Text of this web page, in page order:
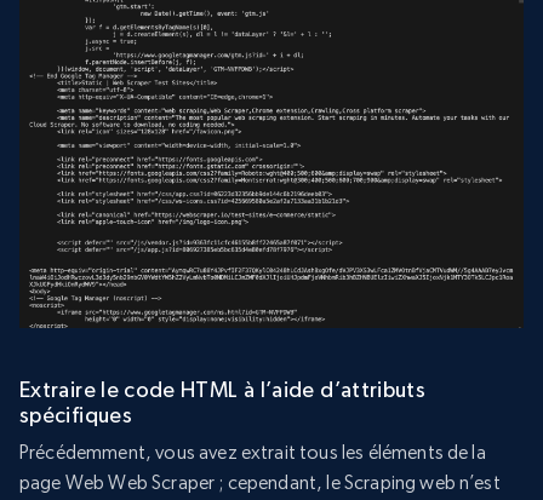
Extraire le code HTML à l’aide d’attributs
spécifiques
Précédemment, vous avez extrait tous les éléments de la
page Web Web Scraper ; cependant, le Scraping web n’est